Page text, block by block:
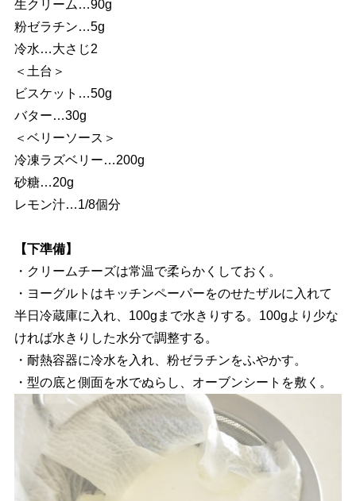
生クリーム…90g
粉ゼラチン…5g
冷水…大さじ2
＜土台＞
ビスケット…50g
バター…30g
＜ベリーソース＞
冷凍ラズベリー…200g
砂糖…20g
レモン汁…1/8個分
【下準備】
・クリームチーズは常温で柔らかくしておく。
・ヨーグルトはキッチンペーパーをのせたザルに入れて
半日冷蔵庫に入れ、100gまで水きりする。100gより少な
ければ水きりした水分で調整する。
・耐熱容器に冷水を入れ、粉ゼラチンをふやかす。
・型の底と側面を水でぬらし、オーブンシートを敷く。